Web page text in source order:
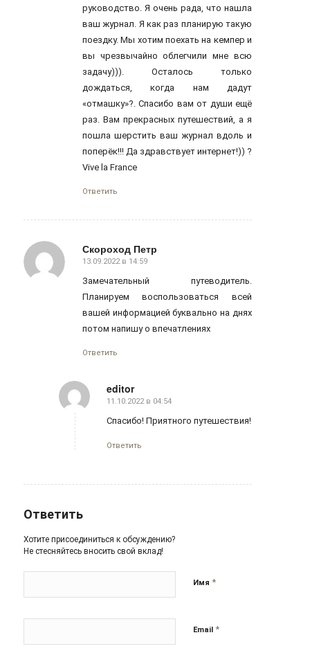
руководство. Я очень рада, что нашла
ваш журнал. Я как раз планирую такую
поездку. Мы хотим поехать на кемпер и
вы чрезвычайно облегчили мне всю
задачу))). Осталось только
дождаться, когда нам дадут
«отмашку»?. Спасибо вам от души ещё
раз. Вам прекрасных путешествий, а я
пошла шерстить ваш журнал вдоль и
поперёк!!! Да здравствует интернет!)) ?
Vive la France
Ответить
Скороход Петр
говорит:
13.09.2022 в 14:59
Замечательный путеводитель.
Планируем воспользоваться всей
вашей информацией буквально на днях
потом напишу о впечатлениях
Ответить
editor
говорит:
11.10.2022 в 04:54
Спасибо! Приятного путешествия!
Ответить
Ответить
Хотите присоединиться к обсуждению?
Не стесняйтесь вносить свой вклад!
Имя *
Email *